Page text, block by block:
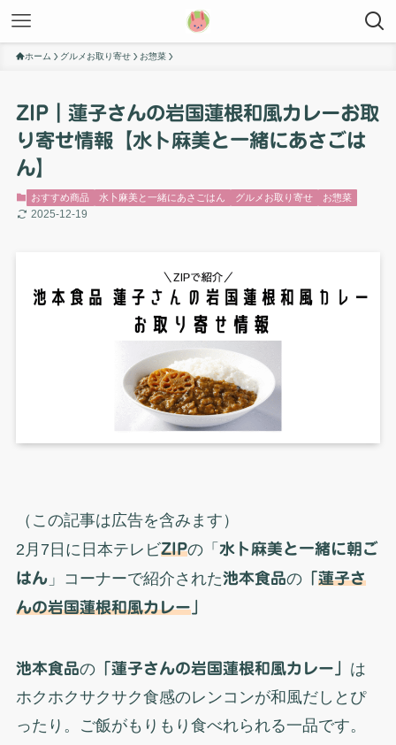
ホーム グルメお取り寄せ お惣菜
ZIP｜蓮子さんの岩国蓮根和風カレーお取
り寄せ情報【水卜麻美と一緒にあさごは
ん】
おすすめ商品 水卜麻美と一緒にあさごはん グルメお取り寄せ お惣菜
2025-12-19
（この記事は広告を含みます）
2月7日に日本テレビZIPの「 水卜麻美と一緒に朝ご
はん」コーナーで紹介された池本食品の「 蓮子さ
んの岩国蓮根和風カレー」
池本食品の「蓮子さんの岩国蓮根和風カレー」 は
ホクホクサクサク食感のレンコンが和風だしとぴ
ったり。ご飯がもりもり食べれられる一品です。